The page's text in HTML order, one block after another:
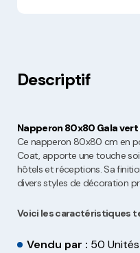
Descriptif
Napperon 80x80 Gala vert
Ce napperon 80x80 cm en
Coat, apporte une touche
hôtels et réceptions. Sa
divers styles de décoration
Voici les caractéristiques
Vendu par : 50 Unités